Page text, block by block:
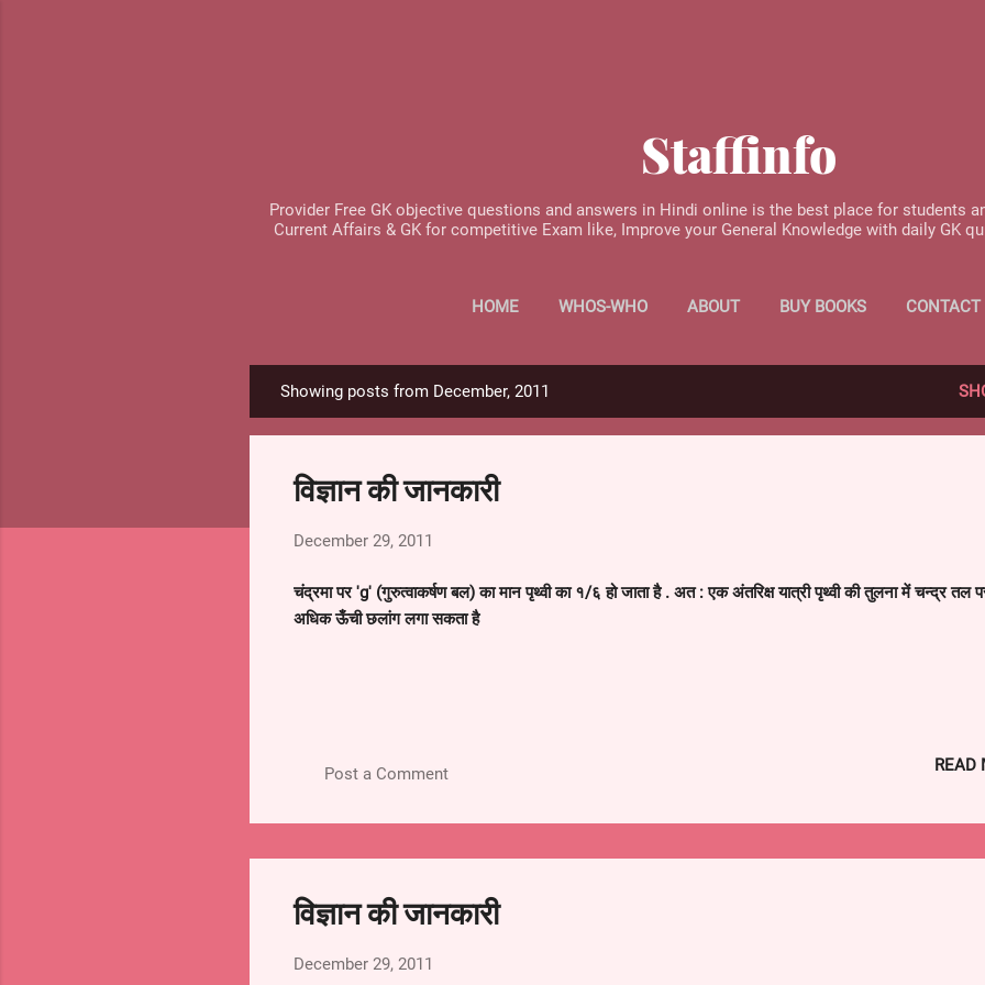
Staffinfo
Provider Free GK objective questions and answers in Hindi online is the best place for students
Current Affairs & GK for competitive Exam like, Improve your General Knowledge with daily GK
HOME WHOS-WHO ABOUT BUY BOOKS CONTACT
o
Showing posts from December, 2011
विज्ञान की जानकारी
December 29, 2011
चंद्रमा पर 'g' (गुरुत्वाकर्षण बल) का मान पृथ्वी का १/६ हो जाता है . अत : एक अंतरिक्ष यात्री पृथ्वी की तुलना में चन्द्र तल
अधिक ऊँची छलांग लगा सकता है
अभिकेन्द्रीय बल से अपने भर को संतुलित कर सके और गिरने से बच सके
Post a Comment READ
विज्ञान की जानकारी
December 29, 2011